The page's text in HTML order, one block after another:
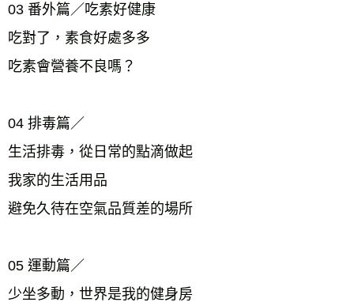
03 番外篇／吃素好健康
吃對了，素食好處多多
吃素會營養不良嗎？
04 排毒篇／
生活排毒，從日常的點滴做起
我家的生活用品
避免久待在空氣品質差的場所
05 運動篇／
少坐多動，世界是我的健身房